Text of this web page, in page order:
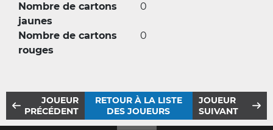
Nombre de cartons
jaunes
0
Nombre de cartons
rouges
0
JOUEUR
PRÉCÉDENT
RETOUR À LA LISTE
DES JOUEURS
JOUEUR
SUIVANT